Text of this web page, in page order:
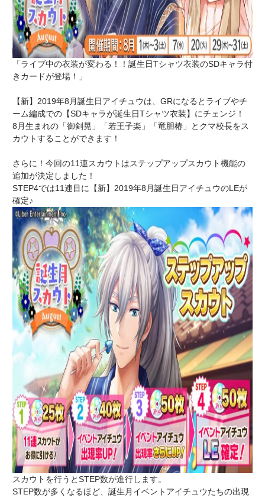
「ライブ中の衣装が変わる！！誕生日Tシャツ衣装のSDキャラ付
きカードが登場！」
【新】2019年8月誕生日アイチュウは、GRになるとライブやチ
ーム編成での【SDキャラが誕生日Tシャツ衣装】にチェンジ！
8月生まれの「御剣晃」「若王子楽」「竜胆椿」とクマ校長をス
カウトすることができます！
さらに！今回の11連スカウトはステップアップスカウト機能の
追加が決定しました！
STEP4では11連目に【新】2019年8月誕生日アイチュウのLEが
確定♪
スカウトを行うとSTEP数が進行します。
STEP数が多くなるほど、誕生月イベントアイチュウたちの出現